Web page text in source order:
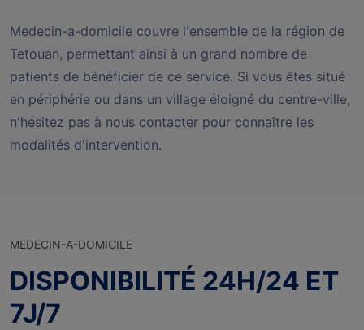
Medecin-a-domicile couvre l'ensemble de la région de
Tetouan, permettant ainsi à un grand nombre de
patients de bénéficier de ce service. Si vous êtes situé
en périphérie ou dans un village éloigné du centre-ville,
n'hésitez pas à nous contacter pour connaître les
modalités d'intervention.
MEDECIN-A-DOMICILE
DISPONIBILITÉ 24H/24 ET
7J/7